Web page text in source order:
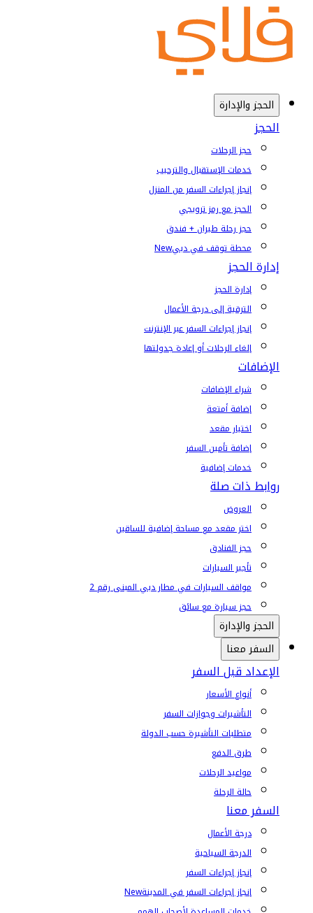
الحجز والإدارة
الحجز
حجز الرحلات
خدمات الإستقبال والترحيب
إنجاز إجراءات السفر من المنزل
الحجز مع رمز ترويجي
حجز رحلة طيران + فندق
محطة توقف في دبيNew
إدارة الحجز
إدارة الحجز
الترقية إلى درجة الأعمال
إنجاز إجراءات السفر عبر الإنترنت
إلغاء الرحلات أو إعادة جدولتها
الإضافات
شراء الإضافات
إضافة أمتعة
اختيار مقعد
إضافة تأمين السفر
خدمات إضافية
روابط ذات صلة
العروض
اختر مقعد مع مساحة إضافية للساقين
حجز الفنادق
تأجير السيارات
مواقف السيارات في مطار دبي المبنى رقم 2
حجز سيارة مع سائق
الحجز والإدارة
السفر معنا
الإعداد قبل السفر
أنواع الأسعار
التأشيرات وجوازات السفر
متطلبات التأشيرة حسب الدولة
طرق الدفع
مواعيد الرحلات
حالة الرحلة
السفر معنا
درجة الأعمال
الدرجة السياحية
إنجاز إجراءات السفر
إنجاز إجراءات السفر في المدينةNew